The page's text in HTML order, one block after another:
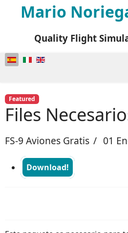
Mario
Quality Flight
Seleccione su idioma
Featured
Files
FS-9 Aviones Gratis 01
Download!